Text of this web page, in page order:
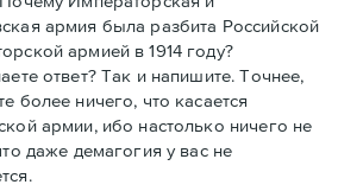
армия была разбита Российской
армией в 1914 году?
ответ? Так и напишите. Точнее,
более ничего, что касается
армии, ибо настолько ничего не
даже демагогия у вас не